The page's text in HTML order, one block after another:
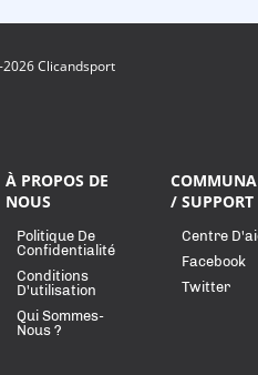
Clicandsport
À PROPOS DE
NOUS
Politique De
Confidentialité
Conditions
D'utilisation
Qui Sommes-
Nous ?
/ SUPPORT
Centre
Facebook
Twitter